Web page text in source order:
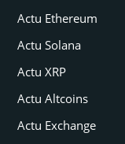
Actu Ethereum
Actu Solana
Actu XRP
Actu Altcoins
Actu Exchange